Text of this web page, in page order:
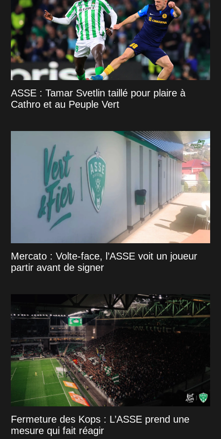
ASSE : Tamar Svetlin taillé pour plaire à
Cathro et au Peuple Vert
Mercato : Volte-face, l’ASSE voit un joueur
partir avant de signer
Fermeture des Kops : L’ASSE prend une
mesure qui fait réagir